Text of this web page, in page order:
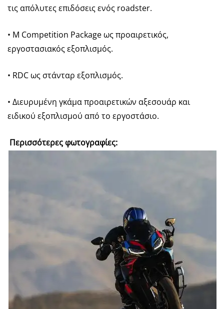
τις απόλυτες επιδόσεις ενός roadster.
• M Competition Package ως προαιρετικός,
εργοστασιακός εξοπλισμός.
• RDC ως στάνταρ εξοπλισμός.
• Διευρυμένη γκάμα προαιρετικών αξεσουάρ και
ειδικού εξοπλισμού από το εργοστάσιο.
Περισσότερες φωτογραφίες: